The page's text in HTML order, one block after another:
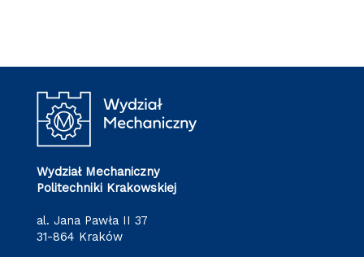
Wydział Mechaniczny
Politechniki Krakowskiej
al. Jana Pawła II 37
31-864 Kraków